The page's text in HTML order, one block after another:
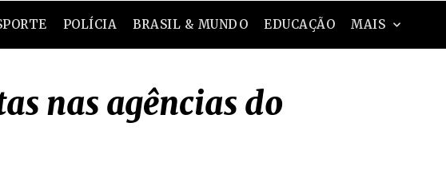
POLÍCIA BRASIL & MUNDO EDUCAÇÃO MAIS
nas agências do